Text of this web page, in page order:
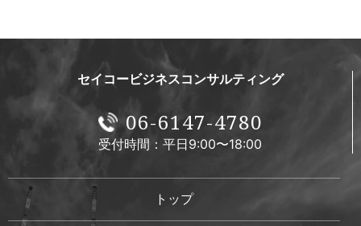
セイコービジネスコンサルティング
06-6147-4780
受付時間：平日9:00〜18:00
トップ